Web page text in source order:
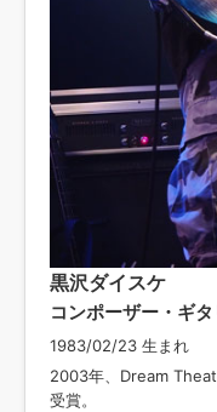
黒沢ダイスケ
コンポーザー・ギタ
1983/02/23 生まれ
2003年、Dream
受賞。